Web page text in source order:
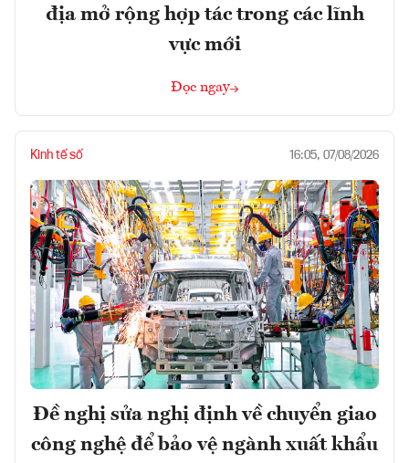
địa mở rộng hợp tác trong các lĩnh
vực mới
Đọc ngay
Kinh tế số 16:05, 07/08/2026
Đề nghị sửa nghị định về chuyển giao
công nghệ để bảo vệ ngành xuất khẩu